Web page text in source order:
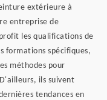
extérieure à
entreprise de
les qualifications de
formations spécifiques,
méthodes pour
ils suivent
tendances en